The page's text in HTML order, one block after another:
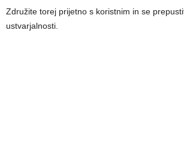
Združite torej prijetno s koristnim in se
ustvarjalnosti.